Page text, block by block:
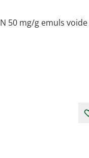
50 mg/g emuls voide